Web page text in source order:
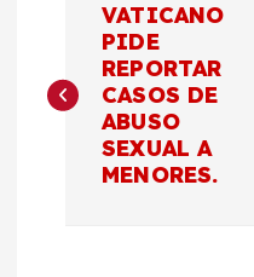
v
VATICANO
PIDE
REPORTAR
CASOS DE
ABUSO
SEXUAL A
MENORES.